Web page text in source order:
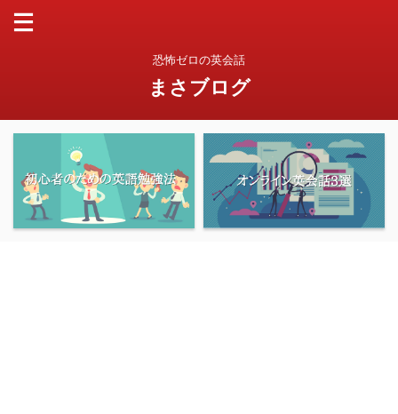
恐怖ゼロの英会話
まさブログ